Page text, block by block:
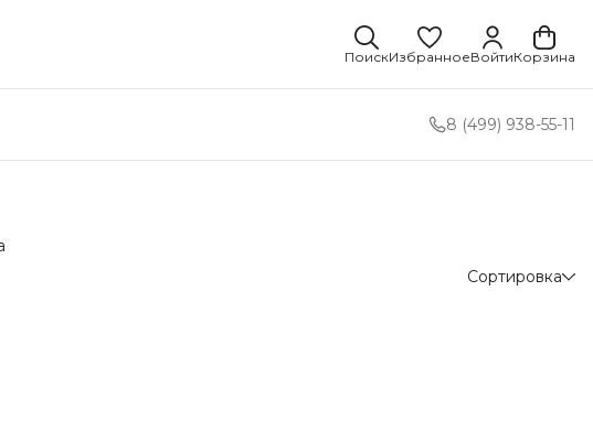
ПоискИзбранноеВойтиКорзина
8 (499) 938-55-11
Сортировка